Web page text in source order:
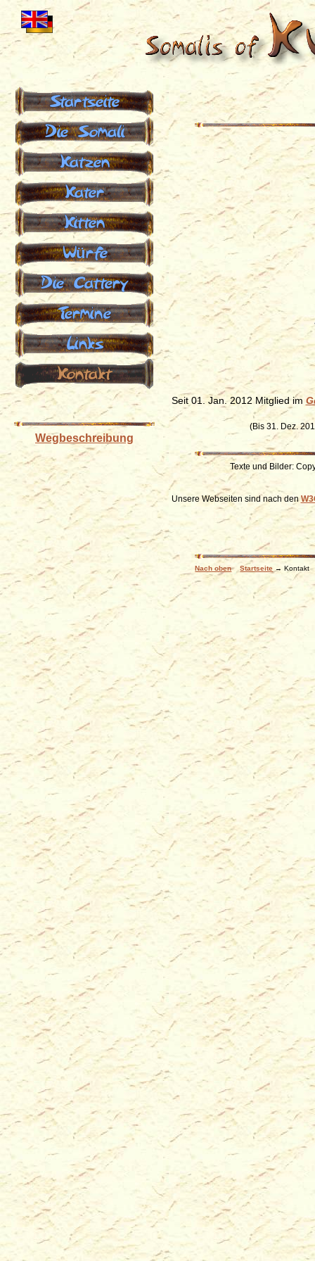
Seit 01. Jan. 2012 Mitglied im
(Bis 31. Dez.
Texte und Bilder:
Unsere Webseiten sind nach den
Nach oben Startseite → Kontakt
Startseite
Die Somali
Katzen
Kater
Kitten
Würfe
Die Cattery
Termine
Links
Kontakt
Wegbeschreibung